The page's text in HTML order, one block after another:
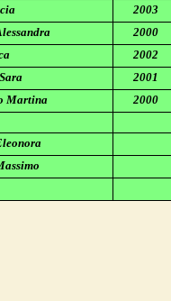
2003
2000
2002
2001
Martina 2000